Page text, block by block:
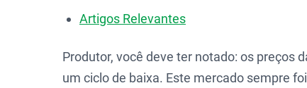
Artigos Relevantes
Produtor, você deve ter notado: os preços
um ciclo de baixa. Este mercado sempre